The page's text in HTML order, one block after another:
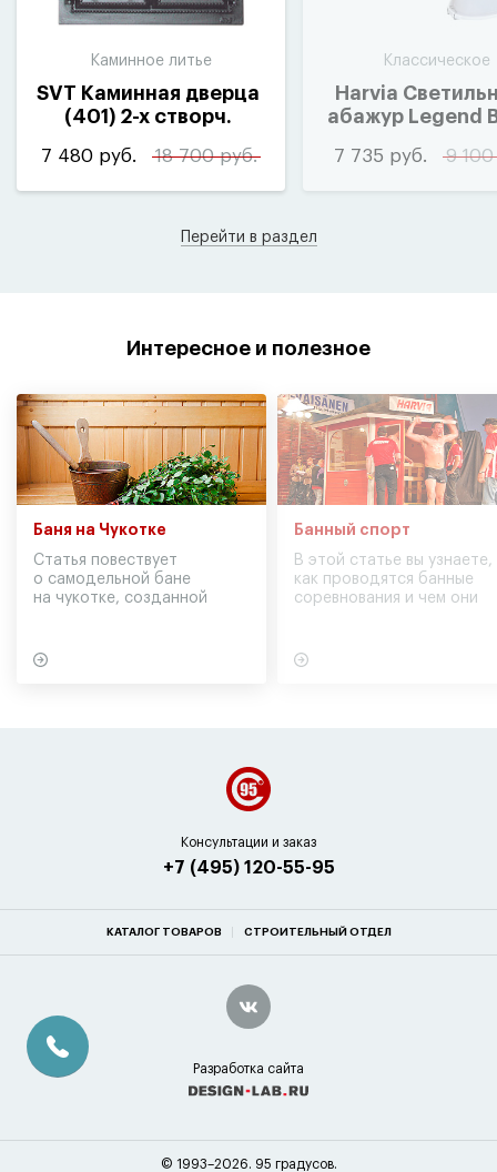
Каминное литье
SVT Каминная дверца
(401) 2-х створч.
7 480 руб. 18 700 руб.
Классическое
Harvia
абажур Legend
7 735 руб. 9
Перейти в раздел
Интересное и полезное
Баня на Чукотке
Статья повествует
о самодельной бане
на чукотке, созданной
Банный спорт
В этой статье вы узнаете,
как проводятся банные
соревнования и чем они
Консультации и заказ
+7 (495) 120-55-95
КАТАЛОГ ТОВАРОВ СТРОИТЕЛЬНЫЙ ОТДЕЛ
Разработка сайта
© 1993–2026. 95 градусов.